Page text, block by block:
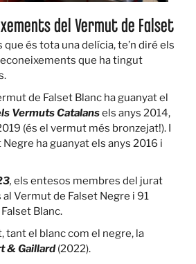
del Vermut de Falset
que és tota una delícia, te’n diré els
que ha tingut
de Falset Blanc ha guanyat el
Vermuts Catalansels anys 2014,
(és el vermut més bronzejat!). I
ha guanyat els anys 2016 i
, els entesos membres del jurat
Vermut de Falset Negre i 91
Blanc.
tant el blanc com el negre, la
& Gaillard(2022).